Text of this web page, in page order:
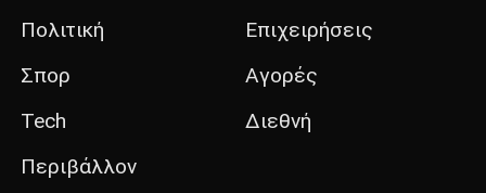
Πολιτική
Σπορ
Tech
Περιβάλλον
Επιχειρήσεις
Αγορές
Διεθνή